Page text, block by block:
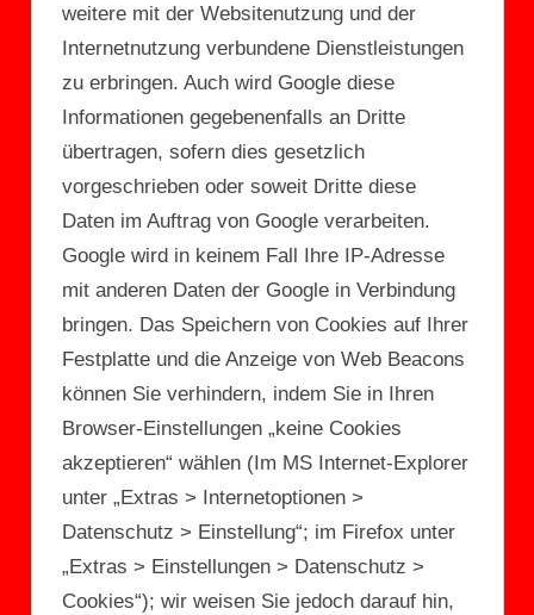
weitere mit der Websitenutzung und der
Internetnutzung verbundene Dienstleistungen
zu erbringen. Auch wird Google diese
Informationen gegebenenfalls an Dritte
übertragen, sofern dies gesetzlich
vorgeschrieben oder soweit Dritte diese
Daten im Auftrag von Google verarbeiten.
Google wird in keinem Fall Ihre IP-Adresse
mit anderen Daten der Google in Verbindung
bringen. Das Speichern von Cookies auf Ihrer
Festplatte und die Anzeige von Web Beacons
können Sie verhindern, indem Sie in Ihren
Browser-Einstellungen „keine Cookies
akzeptieren“ wählen (Im MS Internet-Explorer
unter „Extras > Internetoptionen >
Datenschutz > Einstellung“; im Firefox unter
„Extras > Einstellungen > Datenschutz >
Cookies“); wir weisen Sie jedoch darauf hin,